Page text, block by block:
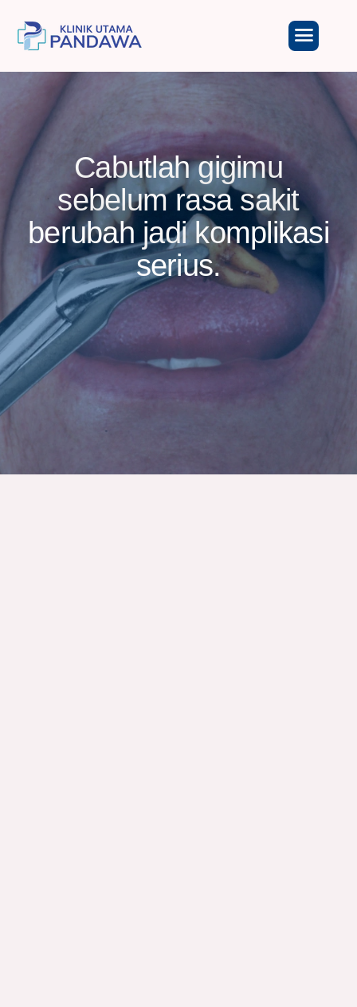
Cabutlah gigimu
sebelum rasa sakit
berubah jadi komplikasi
serius.